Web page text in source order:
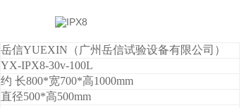
岳信YUEXIN（广州岳信试验设备有限公司）
YX-IPX8-30v-100L
约 长800*宽700*高1000mm
直径500*高500mm